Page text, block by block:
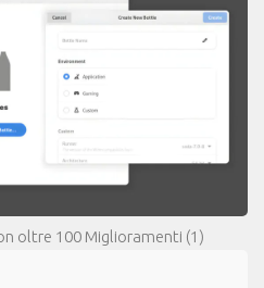
oltre 100 Miglioramenti (1)